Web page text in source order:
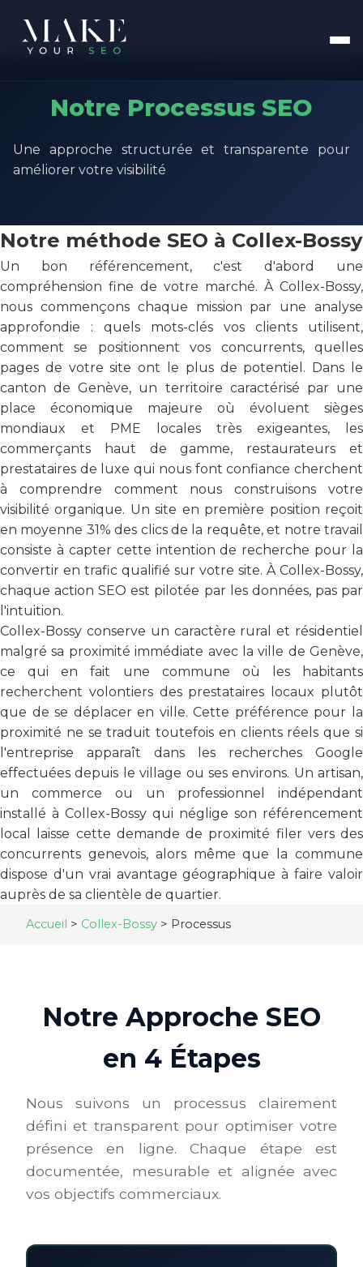
Notre Processus SEO
Une approche structurée et transparente pour
améliorer votre visibilité
Notre méthode SEO à Collex-Bossy
Un bon référencement, c'est d'abord une
compréhension fine de votre marché. À Collex-Bossy,
nous commençons chaque mission par une analyse
approfondie : quels mots-clés vos clients utilisent,
comment se positionnent vos concurrents, quelles
pages de votre site ont le plus de potentiel. Dans le
canton de Genève, un territoire caractérisé par une
place économique majeure où évoluent sièges
mondiaux et PME locales très exigeantes, les
commerçants haut de gamme, restaurateurs et
prestataires de luxe qui nous font confiance cherchent
à comprendre comment nous construisons votre
visibilité organique. Un site en première position reçoit
en moyenne 31% des clics de la requête, et notre travail
consiste à capter cette intention de recherche pour la
convertir en trafic qualifié sur votre site. À Collex-Bossy,
chaque action SEO est pilotée par les données, pas par
l'intuition.
Collex-Bossy conserve un caractère rural et résidentiel
malgré sa proximité immédiate avec la ville de Genève,
ce qui en fait une commune où les habitants
recherchent volontiers des prestataires locaux plutôt
que de se déplacer en ville. Cette préférence pour la
proximité ne se traduit toutefois en clients réels que si
l'entreprise apparaît dans les recherches Google
effectuées depuis le village ou ses environs. Un artisan,
un commerce ou un professionnel indépendant
installé à Collex-Bossy qui néglige son référencement
local laisse cette demande de proximité filer vers des
concurrents genevois, alors même que la commune
dispose d'un vrai avantage géographique à faire valoir
auprès de sa clientèle de quartier.
Accueil > Collex-Bossy > Processus
Notre Approche SEO
en 4 Étapes
Nous suivons un processus clairement
défini et transparent pour optimiser votre
présence en ligne. Chaque étape est
documentée, mesurable et alignée avec
vos objectifs commerciaux.